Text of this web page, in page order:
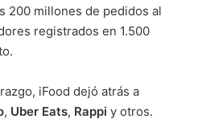
200 millones de pedidos al
registrados en 1.500
iFood dejó atrás a
, Uber Eats, Rappi y otros.